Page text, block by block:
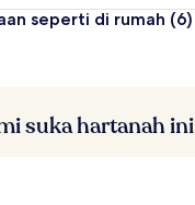
seperti di rumah (6)
suka hartanah ini